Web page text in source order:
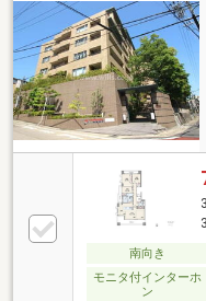
南向き
モニタ付インターホ
ン